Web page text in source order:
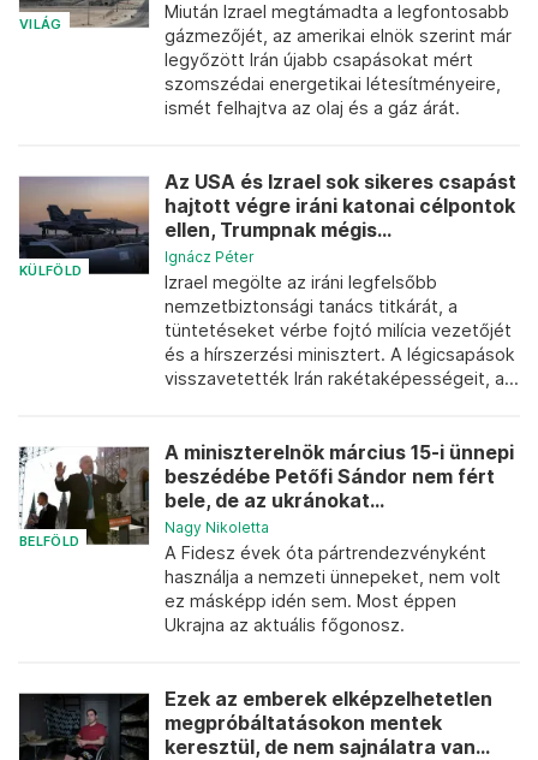
VILÁG
Miután Izrael megtámadta a legfontosabb
gázmezőjét, az amerikai elnök szerint már
legyőzött Irán újabb csapásokat mért
szomszédai energetikai létesítményeire,
ismét felhajtva az olaj és a gáz árát.
KÜLFÖLD
Az USA és Izrael sok sikeres csapást
hajtott végre iráni katonai célpontok
ellen, Trumpnak mégis...
Ignácz Péter
Izrael megölte az iráni legfelsőbb
nemzetbiztonsági tanács titkárát, a
tüntetéseket vérbe fojtó milícia vezetőjét
és a hírszerzési minisztert. A légicsapások
visszavetették Irán rakétaképességeit, a...
BELFÖLD
A miniszterelnök március 15-i ünnepi
beszédébe Petőfi Sándor nem fért
bele, de az ukránokat...
Nagy Nikoletta
A Fidesz évek óta pártrendezvényként
használja a nemzeti ünnepeket, nem volt
ez másképp idén sem. Most éppen
Ukrajna az aktuális főgonosz.
Ezek az emberek elképzelhetetlen
megpróbáltatásokon mentek
keresztül, de nem sajnálatra van...